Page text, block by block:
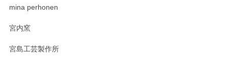
おかけしました。 ありがとうございます。
mina perhonen
宮内窯
宮島工芸製作所